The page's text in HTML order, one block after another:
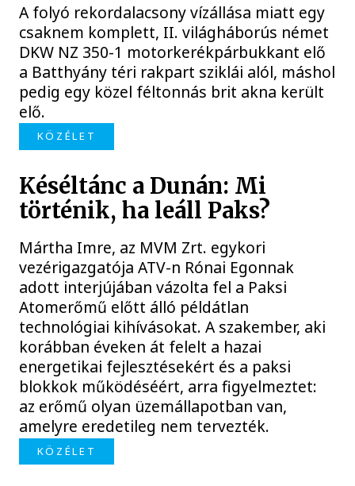
A folyó rekordalacsony vízállása miatt egy
csaknem komplett, II. világháborús német
DKW NZ 350-1 motorkerékpárbukkant elő
a Batthyány téri rakpart sziklái alól, máshol
pedig egy közel féltonnás brit akna került
elő.
KÖZÉLET
Késéltánc a Dunán: Mi
történik, ha leáll Paks?
Mártha Imre, az MVM Zrt. egykori
vezérigazgatója ATV-n Rónai Egonnak
adott interjújában vázolta fel a Paksi
Atomerőmű előtt álló példátlan
technológiai kihívásokat. A szakember, aki
korábban éveken át felelt a hazai
energetikai fejlesztésekért és a paksi
blokkok működéséért, arra figyelmeztet:
az erőmű olyan üzemállapotban van,
amelyre eredetileg nem tervezték.
KÖZÉLET